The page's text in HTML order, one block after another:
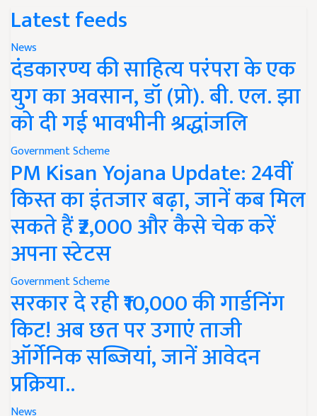
Latest feeds
News
दंडकारण्य की साहित्य परंपरा के एक
युग का अवसान, डॉ (प्रो). बी. एल. झा
को दी गई भावभीनी श्रद्धांजलि
Government Scheme
PM Kisan Yojana Update: 24वीं
किस्त का इंतजार बढ़ा, जानें कब मिल
सकते हैं ₹2,000 और कैसे चेक करें
अपना स्टेटस
Government Scheme
सरकार दे रही ₹10,000 की गार्डनिंग
किट! अब छत पर उगाएं ताजी
ऑर्गेनिक सब्जियां, जानें आवेदन
प्रक्रिया..
News